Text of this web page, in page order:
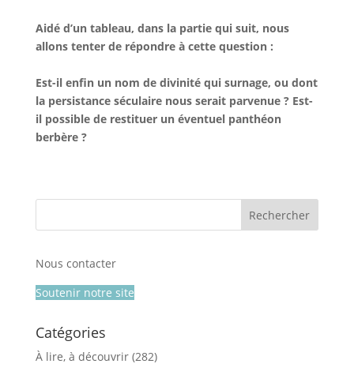
Aidé d’un tableau, dans la partie qui suit, nous
allons tenter de répondre à cette question :
Est-il enfin un nom de divinité qui surnage, ou dont
la persistance séculaire nous serait parvenue ? Est-
il possible de restituer un éventuel panthéon
berbère ?
Nous contacter
Soutenir notre site
Catégories
À lire, à découvrir(282)